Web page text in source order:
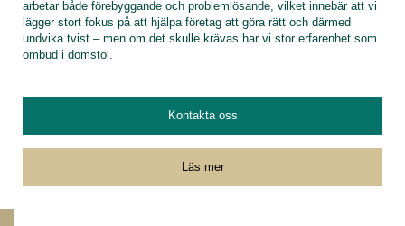
arbetar både förebyggande och problemlösande, vilket innebär att vi
lägger stort fokus på att hjälpa företag att göra rätt och därmed
undvika tvist – men om det skulle krävas har vi stor erfarenhet som
ombud i domstol.
Kontakta oss
Läs mer